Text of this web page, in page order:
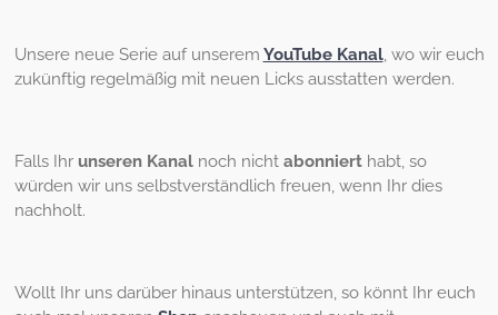
Unsere neue Serie auf unserem YouTube Kanal, wo wir euch
zukünftig regelmäßig mit neuen Licks ausstatten werden.
Falls Ihr unseren Kanalnoch nicht abonnierthabt, so
würden wir uns selbstverständlich freuen, wenn Ihr dies
nachholt.
Wollt Ihr uns darüber hinaus unterstützen, so könnt Ihr euch